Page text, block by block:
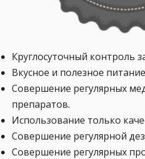
Круглосуточный контроль
Вкусное и полезное
Совершение регулярных
препаратов.
Использование только
Совершение регулярной
Совершение регулярных